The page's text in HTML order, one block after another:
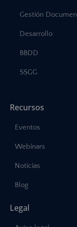
Gestión
Desarrollo
BBDD
SSGG
Recursos
Eventos
Webinars
Noticias
Blog
Legal